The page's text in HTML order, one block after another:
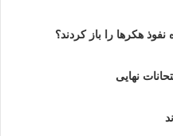
هکرها را باز کردند؟
نهایی